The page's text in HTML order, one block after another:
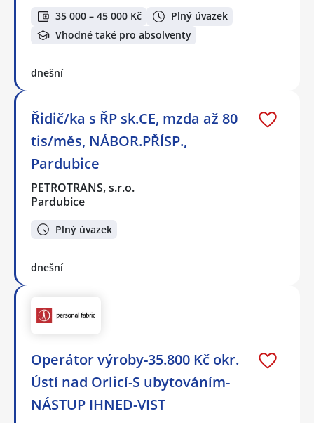
35 000 – 45 000 Kč
Plný úvazek
Vhodné také pro absolventy
dnešní
Řidič/ka s ŘP sk.CE, mzda až 80
tis/měs, NÁBOR.PŘÍSP.,
Pardubice
PETROTRANS, s.r.o.
Pardubice
Plný úvazek
dnešní
Operátor výroby-35.800 Kč okr.
Ústí nad Orlicí-S ubytováním-
NÁSTUP IHNED-VIST